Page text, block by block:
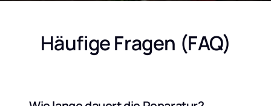
Häufige Fragen (FAQ)